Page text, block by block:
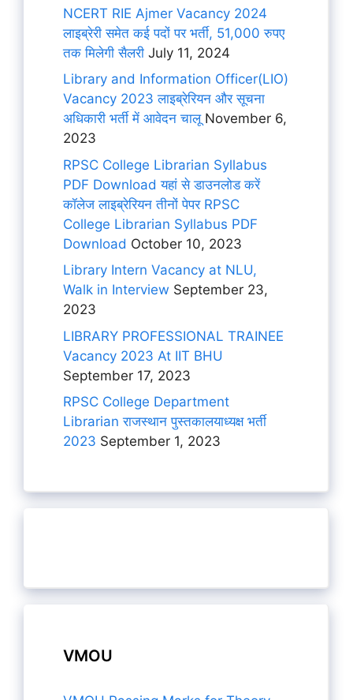
NCERT RIE Ajmer Vacancy 2024
लाइब्रेरी समेत कई पदों पर भर्ती, 51,000 रुपए
तक मिलेगी सैलरी July 11, 2024
Library and Information Officer(LIO)
Vacancy 2023 लाइब्रेरियन और सूचना
अधिकारी भर्ती में आवेदन चालूNovember 6,
2023
RPSC College Librarian Syllabus
PDF Download यहां से डाउनलोड करें
कॉलेज लाइब्रेरियन तीनों पेपर RPSC
College Librarian Syllabus PDF
Download October 10, 2023
Library Intern Vacancy at NLU,
Walk in Interview September 23,
2023
LIBRARY PROFESSIONAL TRAINEE
Vacancy 2023 At IIT BHU
September 17, 2023
RPSC College Department
Librarian राजस्थान पुस्तकालयाध्यक्ष भर्ती
2023 September 1, 2023
VMOU